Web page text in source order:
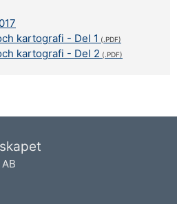
kartografi - Del 1
kartografi - Del 2